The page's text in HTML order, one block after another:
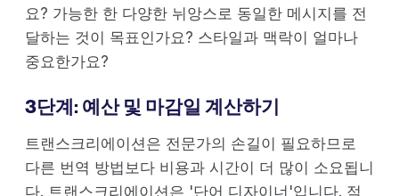
요? 가능한 한 다양한 뉘앙스로 동일한 메시지를 전
달하는 것이 목표인가요? 스타일과 맥락이 얼마나
중요한가요?
3단계: 예산 및 마감일 계산하기
트랜스크리에이션은 전문가의 손길이 필요하므로
다른 번역 방법보다 비용과 시간이 더 많이 소요됩니
다. 트랜스크리에이션은 '단어 디자이너'입니다. 적